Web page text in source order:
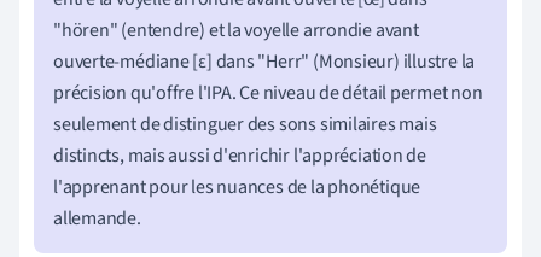
"hören" (entendre) et la voyelle arrondie avant
ouverte-médiane [ɛ] dans "Herr" (Monsieur) illustre la
précision qu'offre l'IPA. Ce niveau de détail permet non
seulement de distinguer des sons similaires mais
distincts, mais aussi d'enrichir l'appréciation de
l'apprenant pour les nuances de la phonétique
allemande.